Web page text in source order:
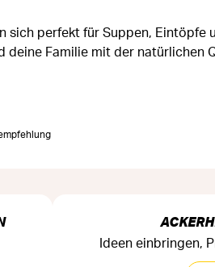
perfekt für Suppen, Eintöpfe
Familie mit der natürlichen
Ideen einbringen,